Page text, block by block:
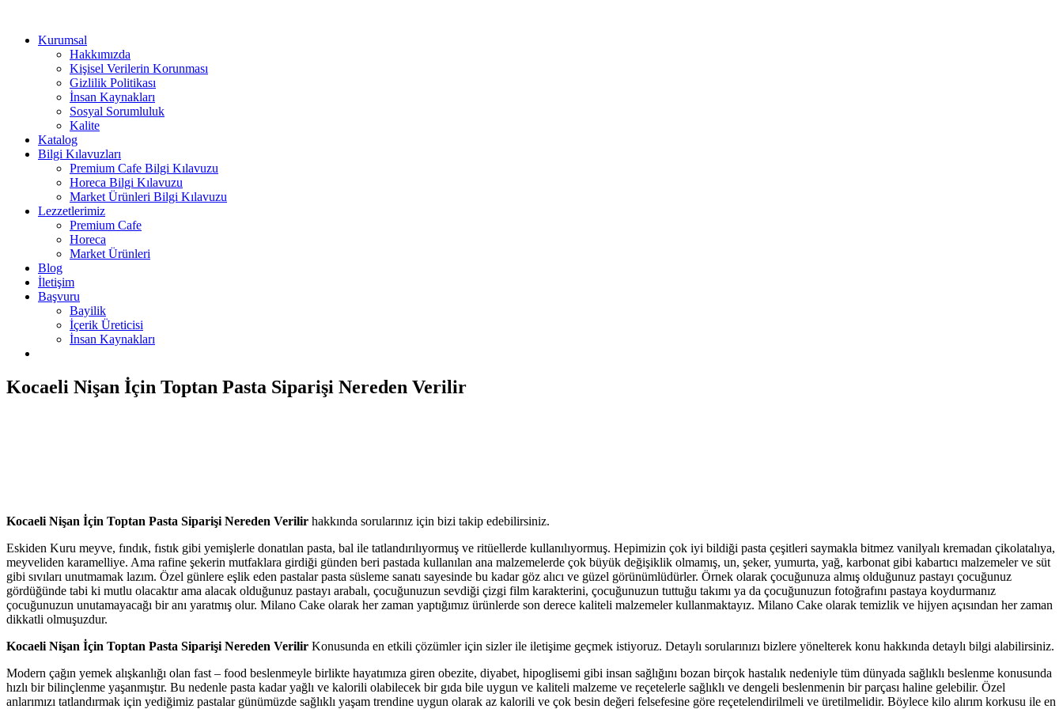
Kurumsal
Hakkımızda
Kişisel Verilerin Korunması
Gizlilik Politikası
İnsan Kaynakları
Sosyal Sorumluluk
Kalite
Katalog
Bilgi Kılavuzları
Premium Cafe Bilgi Kılavuzu
Horeca Bilgi Kılavuzu
Market Ürünleri Bilgi Kılavuzu
Lezzetlerimiz
Premium Cafe
Horeca
Market Ürünleri
Blog
İletişim
Başvuru
Bayilik
İçerik Üreticisi
İnsan Kaynakları
Kocaeli Nişan İçin Toptan Pasta Siparişi Nereden Verilir
Kocaeli Nişan İçin Toptan Pasta Siparişi Nereden Verilir hakkında sorularınız için bizi takip edebilirsiniz.
Eskiden Kuru meyve, fındık, fıstık gibi yemişlerle donatılan pasta, bal ile tatlandırılıyormuş ve ritüellerde kullanılıyormuş. Hepimizin çok iyi bildiği pasta çeşitleri saymakla bitmez vanilyalı kremadan çikolatalıya,
meyveliden karamelliye. Ama rafine şekerin mutfaklara girdiği günden beri pastada kullanılan ana malzemelerde çok büyük değişiklik olmamış, un, şeker, yumurta, yağ, karbonat gibi kabartıcı malzemeler ve süt
gibi sıvıları unutmamak lazım. Özel günlere eşlik eden pastalar pasta süsleme sanatı sayesinde bu kadar göz alıcı ve güzel görünümlüdürler. Örnek olarak çocuğunuza almış olduğunuz pastayı çocuğunuz
gördüğünde tabi ki mutlu olacaktır ama alacak olduğunuz pastayı arabalı, çocuğunuzun sevdiği çizgi film karakterini, çocuğunuzun tuttuğu takımı ya da çocuğunuzun fotoğrafını pastaya koydurmanız
çocuğunuzun unutamayacağı bir anı yaratmış olur. Milano Cake olarak her zaman yaptığımız ürünlerde son derece kaliteli malzemeler kullanmaktayız. Milano Cake olarak temizlik ve hijyen açısından her zaman
dikkatli olmuşuzdur.
Kocaeli Nişan İçin Toptan Pasta Siparişi Nereden Verilir Konusunda en etkili çözümler için sizler ile iletişime geçmek istiyoruz. Detaylı sorularınızı bizlere yönelterek konu hakkında detaylı bilgi alabilirsiniz.
Modern çağın yemek alışkanlığı olan fast – food beslenmeyle birlikte hayatımıza giren obezite, diyabet, hipoglisemi gibi insan sağlığını bozan birçok hastalık nedeniyle tüm dünyada sağlıklı beslenme konusunda
hızlı bir bilinçlenme yaşanmıştır. Bu nedenle pasta kadar yağlı ve kalorili olabilecek bir gıda bile uygun ve kaliteli malzeme ve reçetelerle sağlıklı ve dengeli beslenmenin bir parçası haline gelebilir. Özel
anlarımızı tatlandırmak için yediğimiz pastalar günümüzde sağlıklı yaşam trendine uygun olarak az kalorili ve çok besin değeri felsefesine göre reçetelendirilmeli ve üretilmelidir. Böylece kilo alırım korkusu ile en